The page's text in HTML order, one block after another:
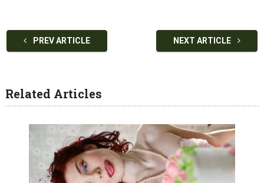
PREV ARTICLE NEXT ARTICLE
Related Articles